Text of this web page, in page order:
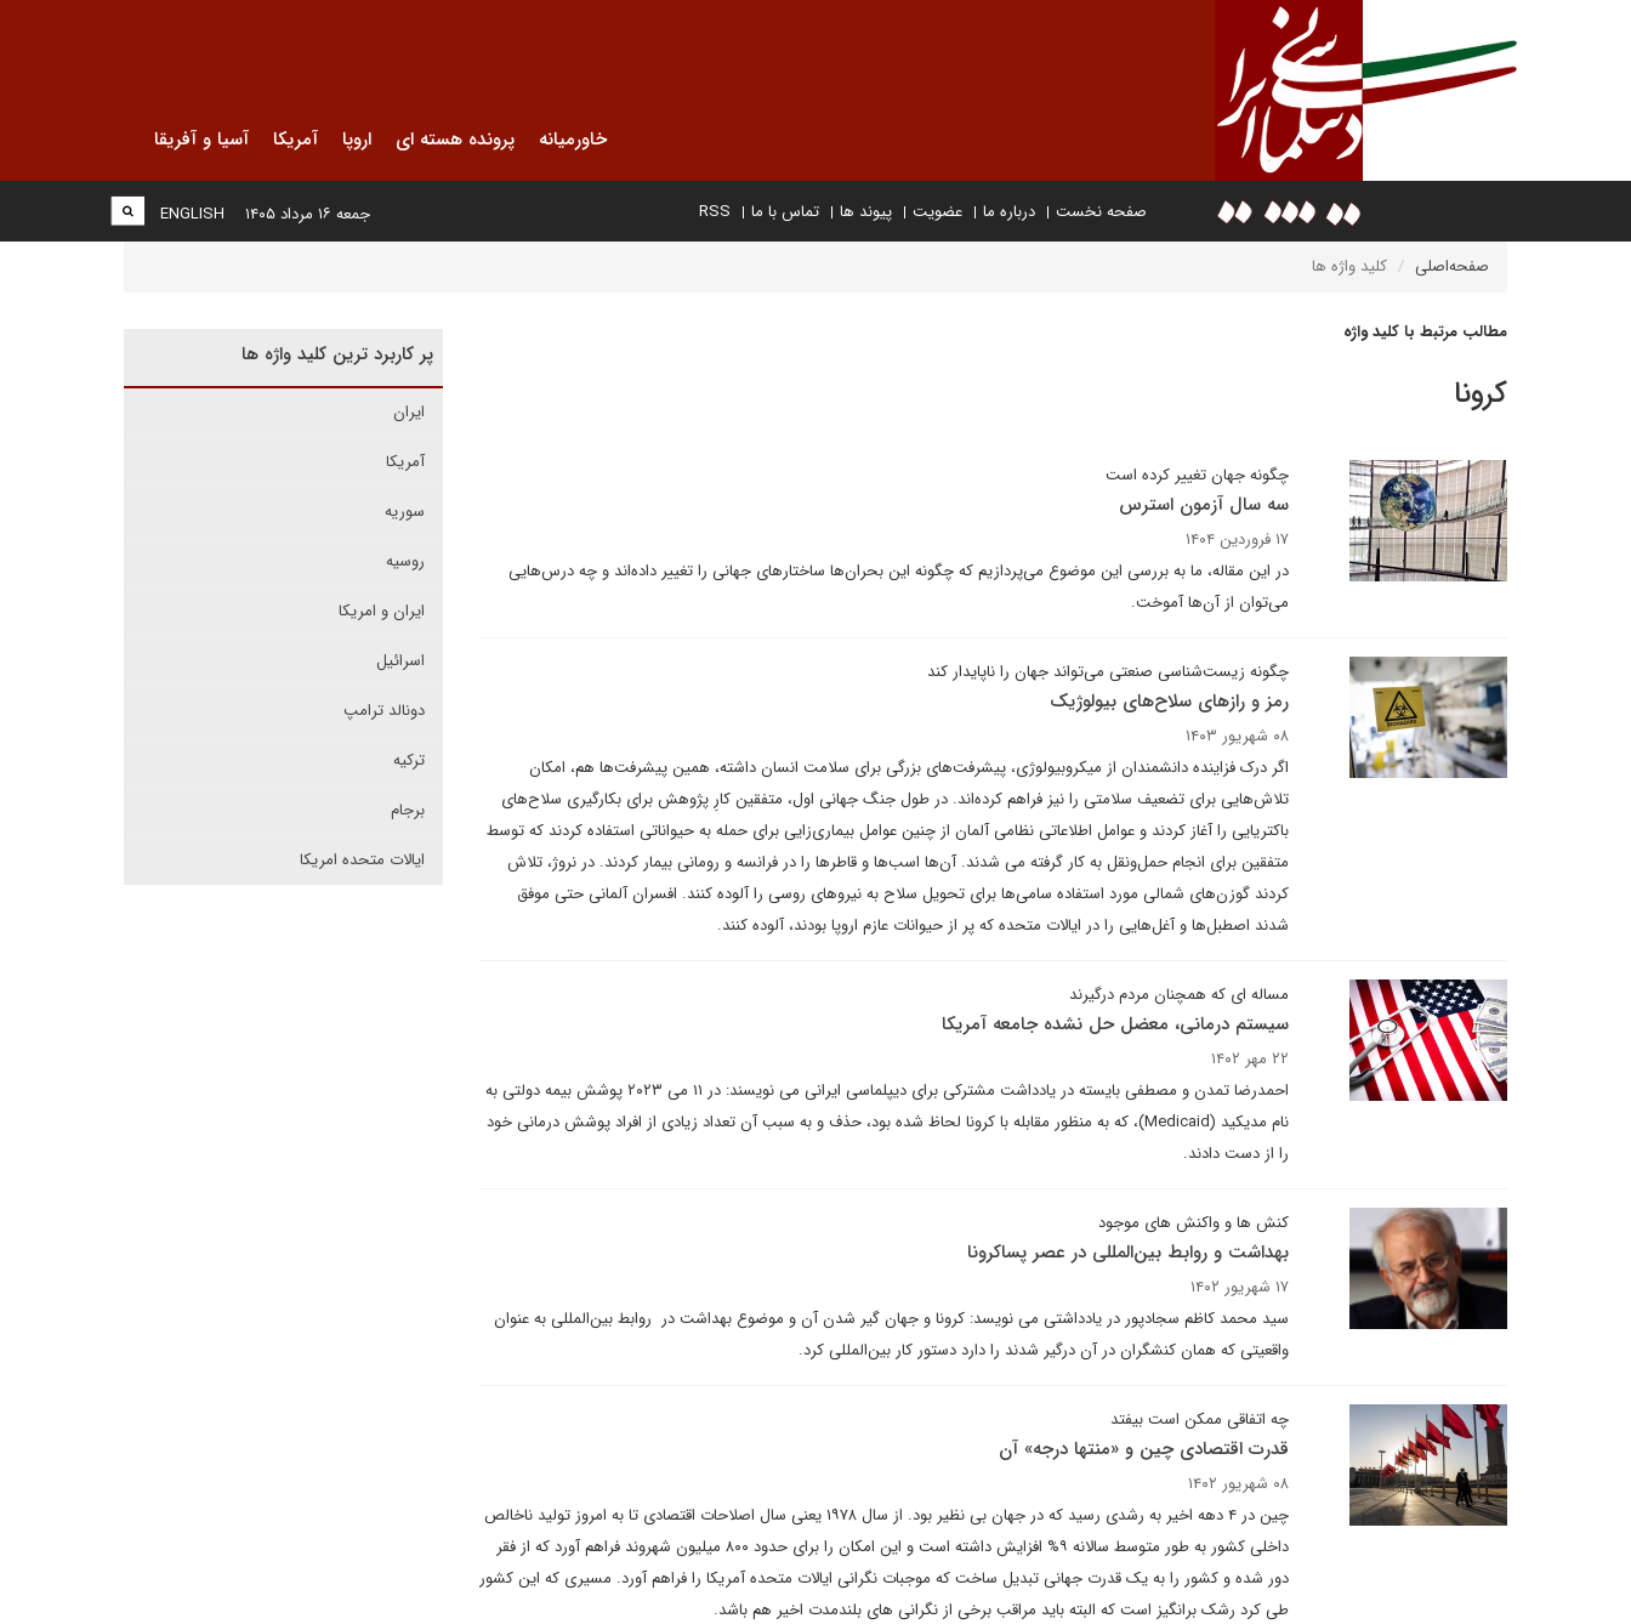
خاورمیانه پرونده هسته ای اروپا آمریکا آسیا و آفریقا
صفحه نخست درباره ما عضویت پیوند ها تماس با ما RSS
ENGLISH جمعه ۱۶ مرداد ۱۴۰۵
صفحه‌اصلی کلید واژه ها
مطالب مرتبط با کلید واژه
کرونا
چگونه جهان تغییر کرده است
سه سال آزمون استرس
۱۷ فروردین ۱۴۰۴
در این مقاله، ما به بررسی این موضوع می‌پردازیم که چگونه این بحران‌ها ساختارهای جهانی را تغییر داده‌اند و چه درس‌هایی
می‌توان از آن‌ها آموخت.
چگونه زیست‌شناسی صنعتی می‌تواند جهان را ناپایدار کند
رمز و رازهای سلاح‌های بیولوژیک
۰۸ شهریور ۱۴۰۳
اگر درک فزاینده دانشمندان از میکروبیولوژی، پیشرفت‌های بزرگی برای سلامت انسان داشته، همین پیشرفت‌ها هم، امکان
تلاش‌هایی برای تضعیف سلامتی را نیز فراهم کرده‌اند. در طول جنگ جهانی اول، متفقین کارِ پژوهش برای بکارگیری سلاح‌های
باکتریایی را آغاز کردند و عوامل اطلاعاتی نظامی آلمان از چنین عوامل بیماری‌زایی برای حمله به حیواناتی استفاده کردند که توسط
متفقین برای انجام حمل‌ونقل به کار گرفته می شدند. آن‌ها اسب‌ها و قاطرها را در فرانسه و رومانی بیمار کردند. در نروژ، تلاش
کردند گوزن‌های شمالی مورد استفاده سامی‌ها برای تحویل سلاح به نیروهای روسی را آلوده کنند. افسران آلمانی حتی موفق
شدند اصطبل‌ها و آغل‌هایی را در ایالات متحده که پر از حیوانات عازم اروپا بودند، آلوده کنند.
مساله ای که همچنان مردم درگیرند
سیستم درمانی، معضل حل نشده جامعه آمریکا
۲۲ مهر ۱۴۰۲
احمدرضا تمدن و مصطفی بایسته در یادداشت مشترکی برای دیپلماسی ایرانی می نویسند: در ۱۱ می ۲۰۲۳ پوشش بیمه دولتی به
نام مدیکید (Medicaid)، که به منظور مقابله با کرونا لحاظ شده بود، حذف و به سبب آن تعداد زیادی از افراد پوشش درمانی خود
را از دست دادند.
کنش ها و واکنش های موجود
بهداشت و روابط بین‌المللی در عصر پساکرونا
۱۷ شهریور ۱۴۰۲
سید محمد کاظم سجادپور در یادداشتی می نویسد: کرونا و جهان گیر شدن آن و موضوع بهداشت در روابط بین‌المللی به عنوان
واقعیتی که همان کنشگران در آن درگیر شدند را دارد دستور کار بین‌المللی کرد.
چه اتفاقی ممکن است بیفتد
قدرت اقتصادی چین و «منتها درجه» آن
۰۸ شهریور ۱۴۰۲
چین در ۴ دهه اخیر به رشدی رسید که در جهان بی نظیر بود. از سال ۱۹۷۸ یعنی سال اصلاحات اقتصادی تا به امروز تولید ناخالص
داخلی کشور به طور متوسط سالانه ۹% افزایش داشته است و این امکان را برای حدود ۸۰۰ میلیون شهروند فراهم آورد که از فقر
دور شده و کشور را به یک قدرت جهانی تبدیل ساخت که موجبات نگرانی ایالات متحده آمریکا را فراهم آورد. مسیری که این کشور
طی کرد رشک برانگیز است که البته باید مراقب برخی از نگرانی های بلندمدت اخیر هم باشد.
پر کاربرد ترین کلید واژه ها
ایران
آمریکا
سوریه
روسیه
ایران و امریکا
اسرائیل
دونالد ترامپ
ترکیه
برجام
ایالات متحده امریکا